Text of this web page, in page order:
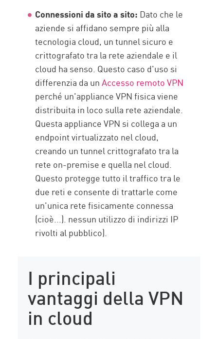
Connessioni da sito a sito: Dato che le
aziende si affidano sempre più alla
tecnologia cloud, un tunnel sicuro e
crittografato tra la rete aziendale e il
cloud ha senso. Questo caso d'uso si
differenzia da unAccesso remoto VPN
perché un'appliance VPN fisica viene
distribuita in loco sulla rete aziendale.
Questa appliance VPN si collega a un
endpoint virtualizzato nel cloud,
creando un tunnel crittografato tra la
rete on-premise e quella nel cloud.
Questo protegge tutto il traffico tra le
due reti e consente di trattarle come
un'unica rete fisicamente connessa
(cioè...). nessun utilizzo di indirizzi IP
rivolti al pubblico).
I principali
vantaggi della VPN
in cloud